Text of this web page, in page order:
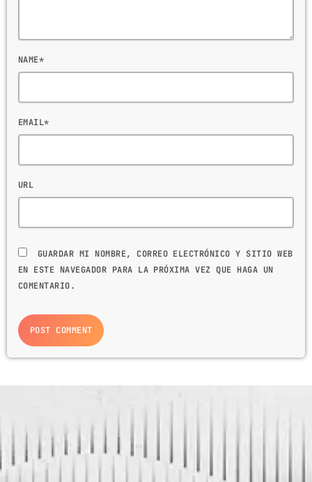
NAME*
EMAIL*
URL
GUARDAR MI NOMBRE, CORREO ELECTRÓNICO Y SITIO WEB
EN ESTE NAVEGADOR PARA LA PRÓXIMA VEZ QUE HAGA UN
COMENTARIO.